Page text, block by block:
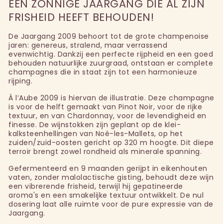
EEN ZONNIGE JAARGANG DIE AL ZIJN
FRISHEID HEEFT BEHOUDEN!
De Jaargang 2009 behoort tot de grote champenoise
jaren: genereus, stralend, maar verrassend
evenwichtig. Dankzij een perfecte rijpheid en een goed
behouden natuurlijke zuurgraad, ontstaan er complete
champagnes die in staat zijn tot een harmonieuze
rijping.
À l’Aube 2009 is hiervan de illustratie. Deze champagne
is voor de helft gemaakt van Pinot Noir, voor de rijke
textuur, en van Chardonnay, voor de levendigheid en
finesse. De wijnstokken zijn geplant op de klei-
kalksteenhellingen van Noé-les-Mallets, op het
zuiden/zuid-oosten gericht op 320 m hoogte. Dit diepe
terroir brengt zowel rondheid als minerale spanning.
Gefermenteerd en 9 maanden gerijpt in eikenhouten
vaten, zonder malolactische gisting, behoudt deze wijn
een vibrerende frisheid, terwijl hij gepatineerde
aroma's en een smakelijke textuur ontwikkelt. De nul
dosering laat alle ruimte voor de pure expressie van de
Jaargang.